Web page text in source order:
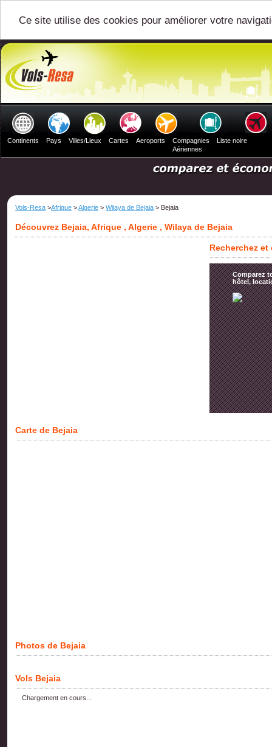
Ce site utilise des cookies pour améliorer votre
Continents Pays Villes/Lieux Cartes Aeroports
Compagnies
Aériennes
Liste noire
Vols-Resa >Afrique >Algerie > Wilaya de Bejaia > Bejaia
Découvrez Bejaia, Afrique , Algerie , Wilaya de Bejaia
Recherchez
Comparez
hôtel,
Carte de Bejaia
Photos de Bejaia
Vols Bejaia
Chargement en cours...